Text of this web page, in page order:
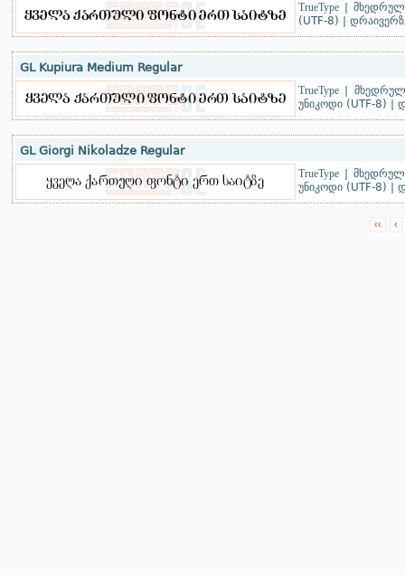
TrueType|
(UTF-8)
GL Kupiura Medium Regular
TrueType|
უნიკოდი (UTF-8)
GL Giorgi Nikoladze Regular
TrueType|
უნიკოდი (UTF-8)
‹‹ ‹